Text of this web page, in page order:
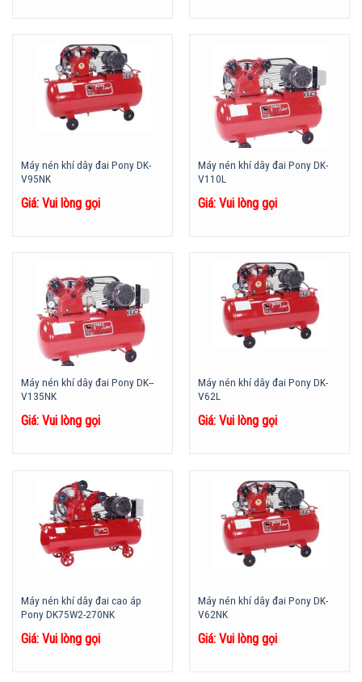
Máy nén khí dây đai Pony DK-
V95NK
Giá: Vui lòng gọi
Máy nén khí dây đai Pony DK-
V110L
Giá: Vui lòng gọi
Máy nén khí dây đai Pony DK-­
V135NK
Giá: Vui lòng gọi
Máy nén khí dây đai Pony DK-
V62L
Giá: Vui lòng gọi
Máy nén khí dây đai cao áp
Pony DK75W2-270NK
Giá: Vui lòng gọi
Máy nén khí dây đai Pony DK-
V62NK
Giá: Vui lòng gọi